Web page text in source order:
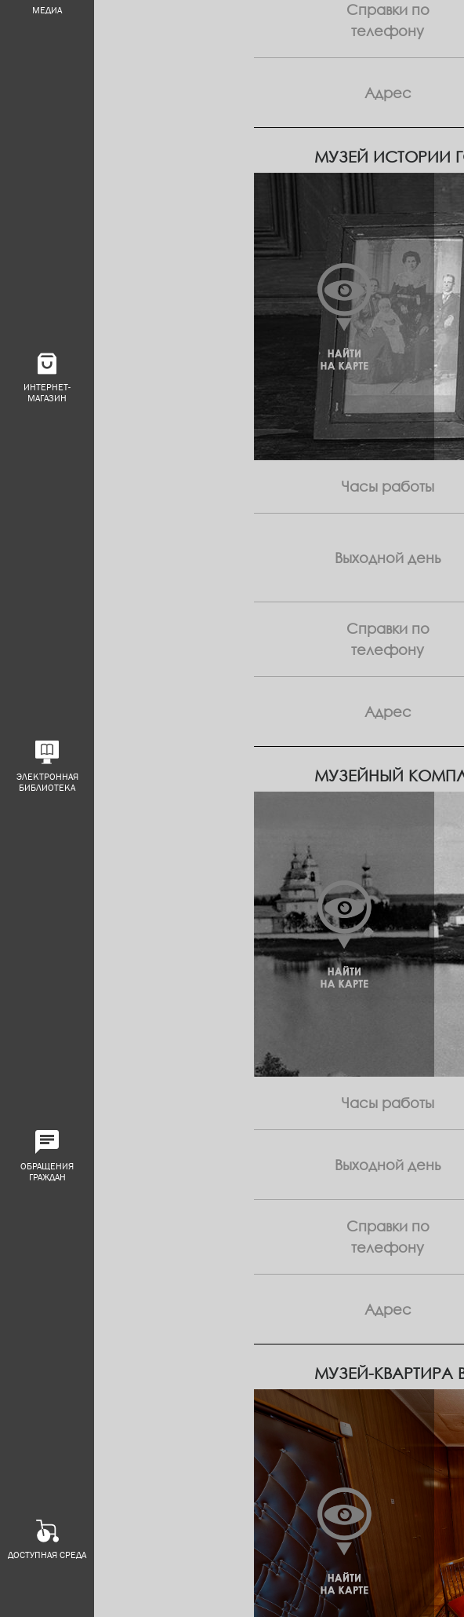
МЕДИА
ИНТЕРНЕТ-
МАГАЗИН
ЭЛЕКТРОННАЯ
БИБЛИОТЕКА
ОБРАЩЕНИЯ
ГРАЖДАН
ДОСТУПНАЯ СРЕДА
Справки по
телефону
Адрес
МУЗЕЙ ИСТОРИИ
Часы работы
Выходной день
Справки по
телефону
Адрес
МУЗЕЙНЫЙ
Часы работы
Выходной день
Справки по
телефону
Адрес
МУЗЕЙ-КВАРТИРА